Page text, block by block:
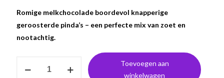
Romige melkchocolade boordevol knapperige
geroosterde pinda’s – een perfecte mix van zoet en
nootachtig.
Toevoegen aan
winkelwagen